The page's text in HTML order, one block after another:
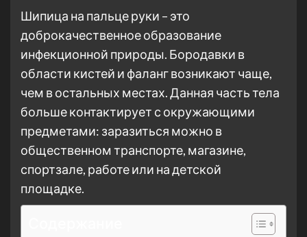
Шипица на пальце руки – это
доброкачественное образование
инфекционной природы. Бородавки в
области кистей и фаланг возникают чаще,
чем в остальных местах. Данная часть тела
больше контактирует с окружающими
предметами: заразиться можно в
общественном транспорте, магазине,
спортзале, работе или на детской
площадке.